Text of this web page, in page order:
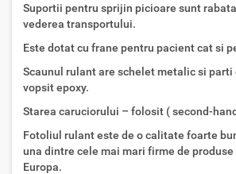
Suportii pentru sprijin picioare sunt
vederea transportului.
Este dotat cu frane pentru pacient cat si
Scaunul rulant are schelet metalic si
vopsit epoxy.
Starea caruciorului – folosit ( second-
Fotoliul rulant este de o calitate foarte
una dintre cele mai mari firme de
Europa.